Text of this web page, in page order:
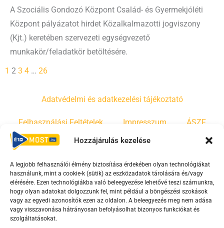
Hozzájárulás kezelése
A legjobb felhasználói élmény biztosítása érdekében olyan technológiákat
használunk, mint a cookie-k (sütik) az eszközadatok tárolására és/vagy
elérésére. Ezen technológiákba való beleegyezése lehetővé teszi számunkra,
hogy olyan adatokat dolgozzunk fel, mint például a böngészési szokások
vagy az egyedi azonosítók ezen az oldalon. A beleegyezés meg nem adása
vagy visszavonása hátrányosan befolyásolhat bizonyos funkciókat és
szolgáltatásokat.
A Szociális Gondozó Központ Család- és Gyermekjóléti
Központ pályázatot hirdet Közalkalmazotti jogviszony
(Kjt.) keretében szervezeti egységvezető
munkakör/feladatkör betöltésére.
1 2 3 4 … 26
Adatvédelmi és adatkezelési tájékoztató
Felhasználási Feltételek Impresszum ÁSZF
Irányelvek Moderálási szabályzat
F
a
c
e
Y
o
u
t
T
i
k